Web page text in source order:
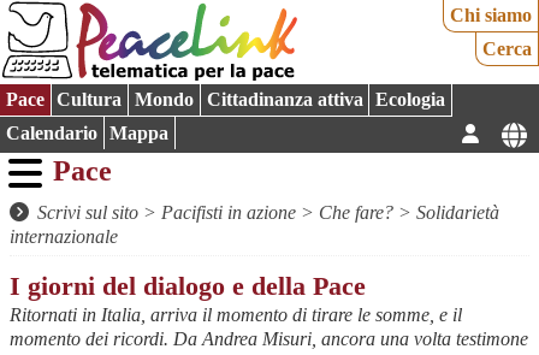
Chi siamo
Cerca
Pace Cultura Mondo Cittadinanza attiva
Ecologia
Calendario
Mappa
Pace
Scrivi sul sito > Pacifisti in azione > Che fare? >Solidarietà
internazionale
I giorni del dialogo e della Pace
Ritornati in Italia, arriva il momento di tirare le somme, e il
momento dei ricordi. Da Andrea Misuri, ancora una volta testimone